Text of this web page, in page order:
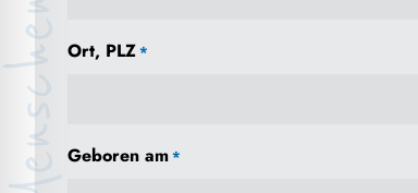
Ort, PLZ*
Geboren am*